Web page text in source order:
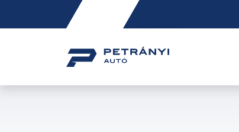
Friss
hírek